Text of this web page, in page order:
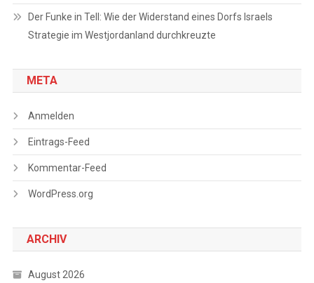
Der Funke in Tell: Wie der Widerstand eines Dorfs Israels
Strategie im Westjordanland durchkreuzte
META
Anmelden
Eintrags-Feed
Kommentar-Feed
WordPress.org
ARCHIV
August 2026